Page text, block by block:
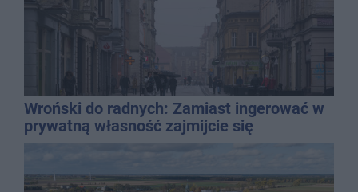
Wroński do radnych: Zamiast ingerować w
prywatną własność zajmijcie się
gospodarką